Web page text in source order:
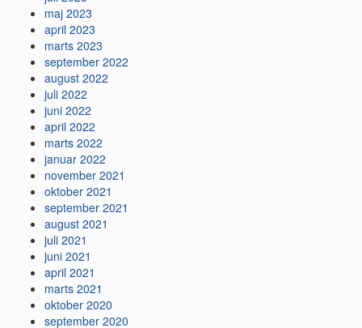
maj 2023
april 2023
marts 2023
september 2022
august 2022
juli 2022
juni 2022
april 2022
marts 2022
januar 2022
november 2021
oktober 2021
september 2021
august 2021
juli 2021
juni 2021
april 2021
marts 2021
oktober 2020
september 2020